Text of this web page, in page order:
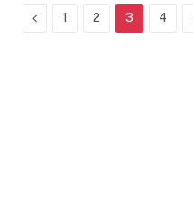
Previous
1 2 3 4